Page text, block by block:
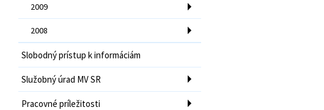
2009
2008
Slobodný prístup k informáciám
Služobný úrad MV SR
Pracovné príležitosti